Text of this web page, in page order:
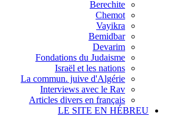
Berechite
Chemot
Vayikra
Bemidbar
Devarim
Fondations du Judaisme
Israël et les nations
La commun. juive d'Algérie
Interviews avec le Rav
Articles divers en français
LE SITE EN HÉBREU